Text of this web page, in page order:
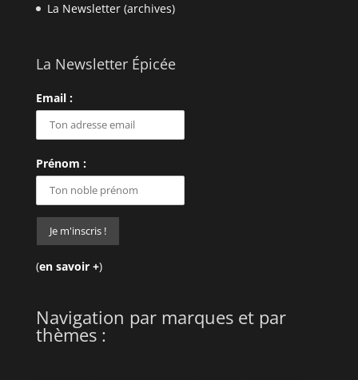
La Newsletter (archives)
La Newsletter Épicée
Email :
Prénom :
(en savoir +)
Navigation par marques et par
thèmes :